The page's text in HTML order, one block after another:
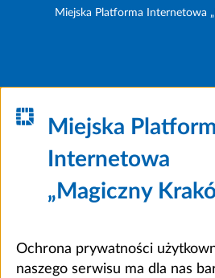
Miejska Platforma Internetowa
Miejska
Internetowa
„Magiczny
Ochrona prywatności
naszego serwisu ma dla nas